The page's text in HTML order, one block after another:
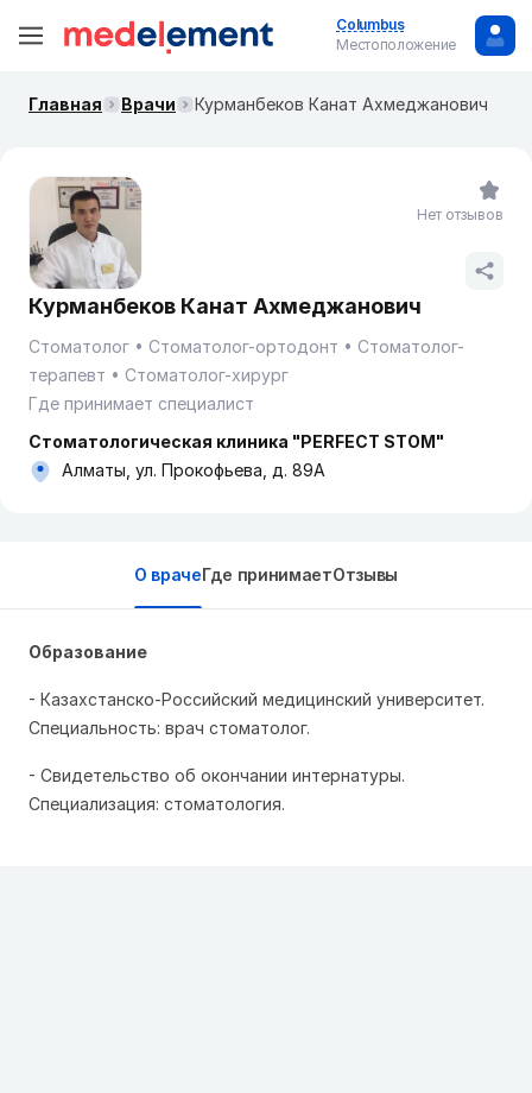
Columbus
Местоположение
Главная Врачи Курманбеков Канат Ахмеджанович
Курманбеков Канат Ахмеджанович
Стоматолог Стоматолог-ортодонт
Стоматолог-
терапевт
Стоматолог-хирург
Где принимает специалист
Стоматологическая клиника "PERFECT STOM"
Алматы, ул. Прокофьева, д. 89А
Нет отзывов
О врачеГде принимаетОтзывы
Образование
- Казахстанско-Российский медицинский университет.
Специальность: врач стоматолог.
- Свидетельство об окончании интернатуры.
Специализация: стоматология.